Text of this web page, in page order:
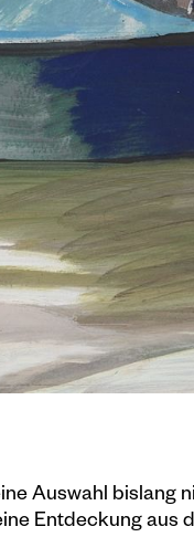
Auswahl bislang
Entdeckung